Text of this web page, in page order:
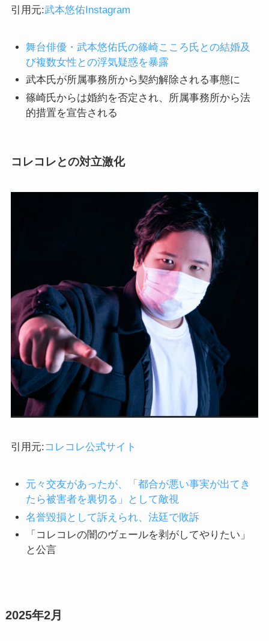
引用元:武本悠佑Instagram
舞台俳優・武本悠佑氏の篠崎こころ氏との結婚及
び複数女性との浮気疑惑を暴露
武本氏が所属事務所から契約解除される事態に
篠崎氏からは婚約を否定され、所属事務所から法
的措置を宣告される
コレコレとの対立激化
引用元:コレコレ公式サイト
元々交友があったが、「都合が悪い事実が出てき
たら被害者を裏切る」として敵視
名誉毀損として訴えられ、法廷で敗訴
「コレコレの闇のヴェールを剥がしてやりたい」
と公言
2025年2月